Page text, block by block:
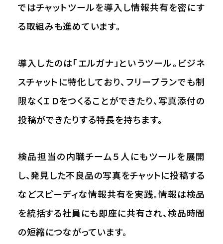
ではチャットツールを導入し情報共有を密にす
る取組みも進めています。
導入したのは「エルガナ」というツール。ビジネ
スチャットに特化しており、フリープランでも制
限なくＩＤをつくることができたり、写真添付の
投稿ができたりする特長を持ちます。
検品担当の内職チーム５人にもツールを展開
し、発見した不良品の写真をチャットに投稿する
などスピーディな情報共有を実践。情報は検品
を統括する社員にも即座に共有され、検品時間
の短縮につながっています。